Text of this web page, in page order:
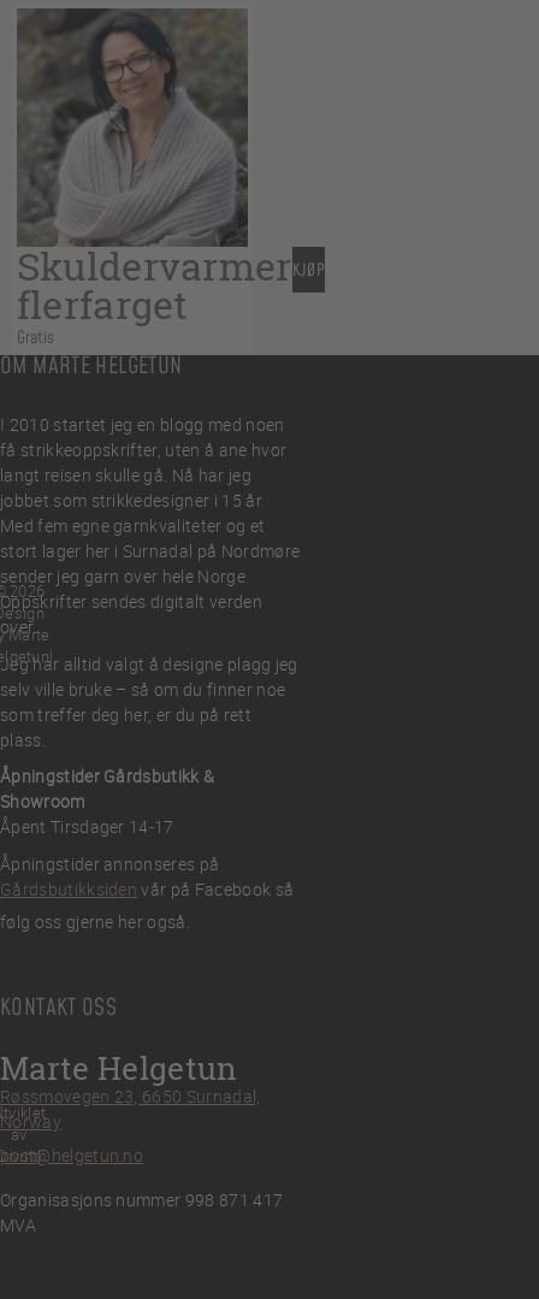
Skuldervarmer
flerfarget
Gratis
KJØP
OM MARTE HELGETUN
I 2010 startet jeg en blogg med noen
få strikkeoppskrifter, uten å ane hvor
langt reisen skulle gå. Nå har jeg
jobbet som strikkedesigner i 15 år.
Med fem egne garnkvaliteter og et
stort lager her i Surnadal på Nordmøre
sender jeg garn over hele Norge.
Oppskrifter sendes digitalt verden
over.
Jeg har alltid valgt å designe plagg jeg
selv ville bruke – så om du finner noe
som treffer deg her, er du på rett
plass.
Åpningstider Gårdsbutikk &
Showroom
Åpent Tirsdager 14-17
Åpningstider annonseres på
Gårdsbutikksiden vår på Facebook så
følg oss gjerne her også.
KONTAKT OSS
Marte Helgetun
Røssmovegen 23, 6650 Surnadal,
Norway
post@helgetun.no
Organisasjons nummer 998 871 417
MVA
2026
Marte
av